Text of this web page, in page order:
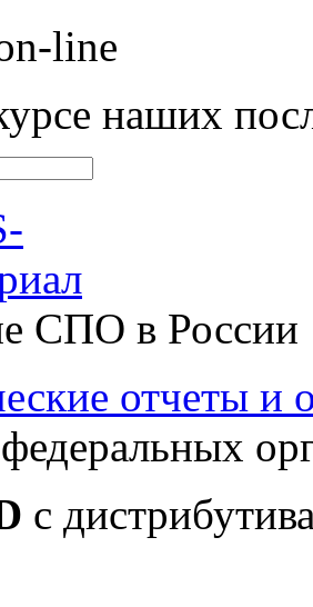
line
наших
СПО в России
отчеты и
c